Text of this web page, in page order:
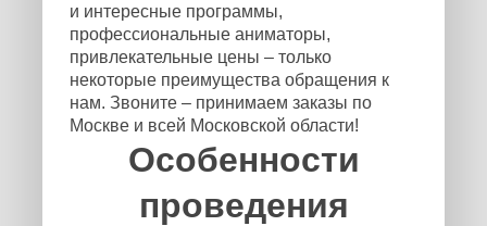
и интересные программы,
профессиональные аниматоры,
привлекательные цены – только
некоторые преимущества обращения к
нам. Звоните – принимаем заказы по
Москве и всей Московской области!
Особенности
проведения